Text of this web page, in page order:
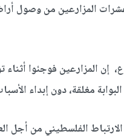
رقم (609)، ومنعت عشرات
المزارعين فوجئوا أثناء
مغلقة، دون إبداء
الفلسطيني من أجل